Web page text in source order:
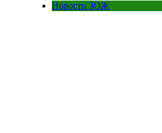
Новости ЗОЖ